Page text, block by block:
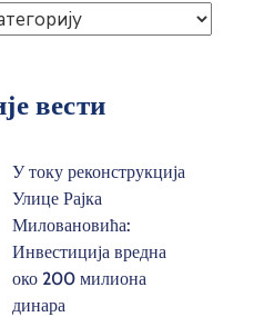
вести
У току реконструкција
Улице Рајка
Миловановића:
Инвестиција вредна
око 200 милиона
динара